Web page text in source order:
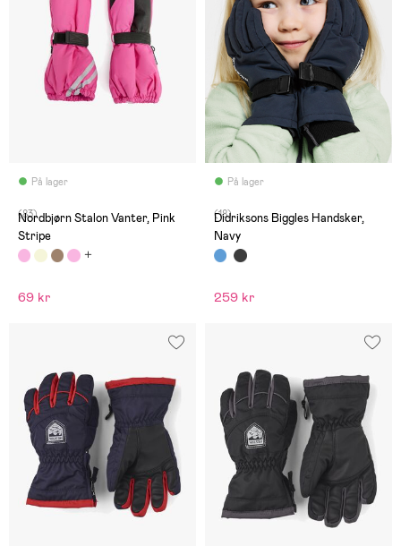
På lager
(83)
Nordbjørn Stalon Vanter, Pink
Stripe
69 kr
På lager
(18)
Didriksons Biggles Handsker,
Navy
259 kr